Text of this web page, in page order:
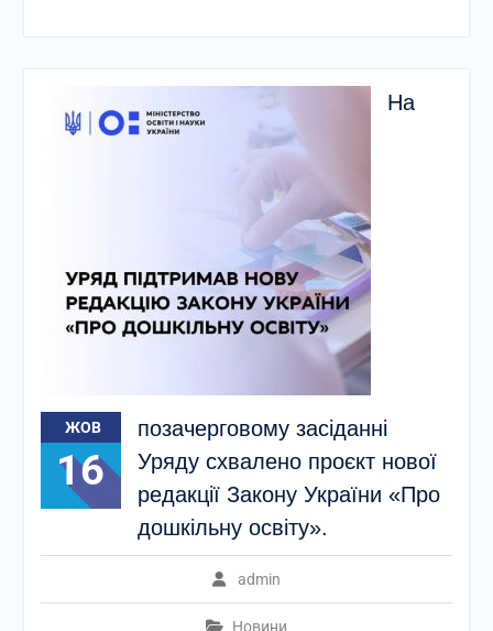
ЖОВ
16
На
позачерговому засіданні
Уряду схвалено проєкт нової
редакції Закону України «Про
дошкільну освіту».
admin
Новини